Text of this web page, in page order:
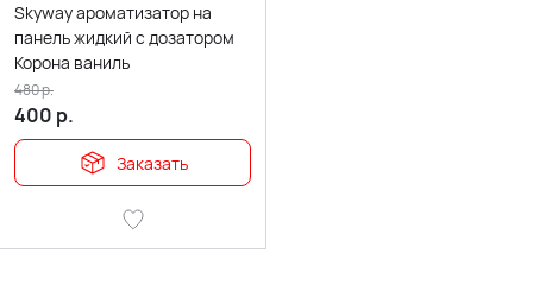
Skyway ароматизатор на
панель жидкий с дозатором
Корона ваниль
400 р.
480р.
Заказать